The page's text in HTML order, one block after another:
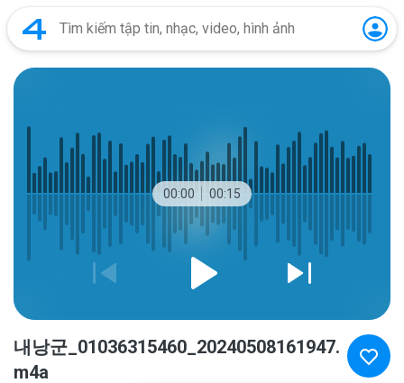
00:00 00:15
내낭군_01036315460_20240508161947.
m4a